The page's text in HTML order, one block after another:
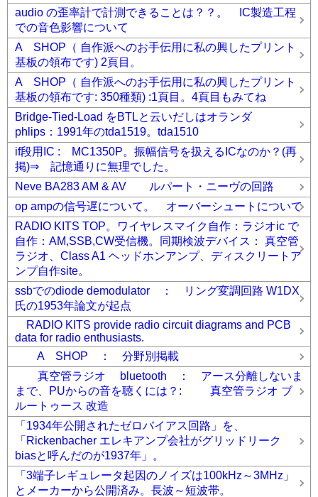
audio の歪率計で計測できることは？？。 IC製造工程
での音色影響について
A SHOP（ 自作派へのお手伝用に私の興したプリント
基板の領布です) 2頁目。
A SHOP（ 自作派へのお手伝用に私の興したプリント
基板の領布です: 350種類) :1頁目。4頁目もみてね
Bridge-Tied-Load をBTLと云いだしはオランダ
phlips：1991年のtda1519。tda1510
if段用IC : MC1350P。振幅信号を扱えるICなのか？(再
掲)⇒ 記憶通りに無理でした。
Neve BA283 AM & AV ルパート・ニーヴの回路
op ampの信号遅について。 オーバーシュートについて
RADIO KITS TOP。ワイヤレスマイク自作：ラジオic で
自作：AM,SSB,CW受信機。同期検波デバイス： 真空管
ラジオ、Class A1 ヘッドホンアンプ、ディスクリートア
ンプ自作site。
ssbでのdiode demodulator ： リング変調回路 W1DX
氏の1953年論文が起点
RADIO KITS provide radio circuit diagrams and PCB
data for radio enthusiasts.
A SHOP ： 分野別掲載
真空管ラジオ bluetooth ： アース分離しないま
まで、PUからの音を聴くには？: 真空管ラジオ ブ
ルートゥース 改造
「1934年公開されたゼロバイアス回路」を、
「Rickenbacher エレキアンプ会社がグリッドリーク
biasと呼んだのが1937年」。
「3端子レギュレータ起因のノイズは100kHz～3MHz」
とメーカーから公開済み。長波～短波帯。